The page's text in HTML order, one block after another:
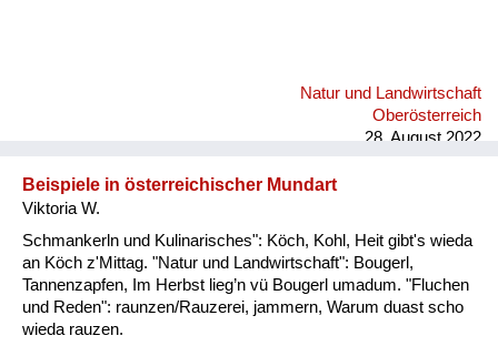
Natur und Landwirtschaft
Oberösterreich
28. August 2022
Beispiele in österreichischer Mundart
Viktoria W.
Schmankerln und Kulinarisches": Köch, Kohl, Heit gibt's wieda
an Köch z'Mittag. "Natur und Landwirtschaft": Bougerl,
Tannenzapfen, Im Herbst lieg’n vü Bougerl umadum. "Fluchen
und Reden": raunzen/Rauzerei, jammern, Warum duast scho
wieda rauzen.